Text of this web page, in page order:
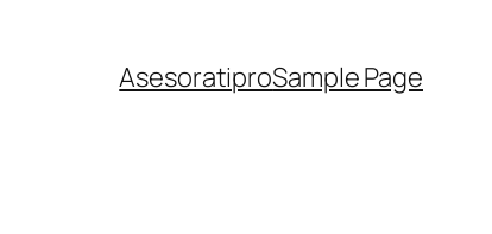
AsesoratiproSample Page